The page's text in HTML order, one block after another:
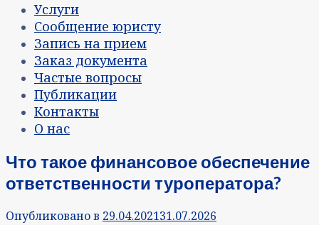
Услуги
Сообщение юристу
Запись на прием
Заказ документа
Частые вопросы
Публикации
Контакты
О нас
Что такое финансовое обеспечение
ответственности туроператора?
Опубликовано в 29.04.202131.07.2026